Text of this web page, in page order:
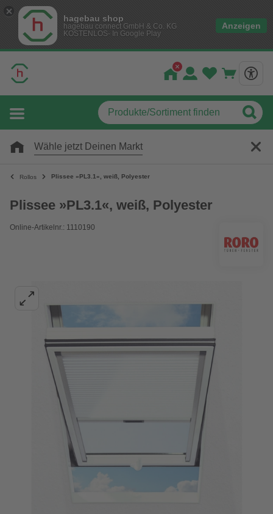
hagebau shop
hagebau connect GmbH & Co. KG
KOSTENLOS- In Google Play
Anzeigen
Wähle jetzt Deinen Markt
Rollos Plissee »PL3.1«, weiß, Polyester
Plissee »PL3.1«, weiß, Polyester
Online-Artikelnr.: 1110190